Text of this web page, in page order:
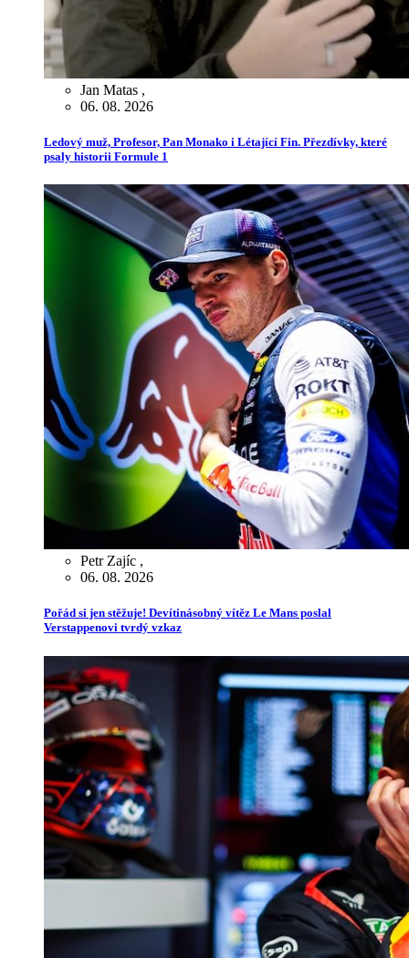
Jan Matas ,
06. 08. 2026
Ledový muž, Profesor, Pan Monako i Létající Fin. Přezdívky, které
psaly historii Formule 1
Petr Zajíc ,
06. 08. 2026
Pořád si jen stěžuje! Devítinásobný vítěz Le Mans poslal
Verstappenovi tvrdý vzkaz